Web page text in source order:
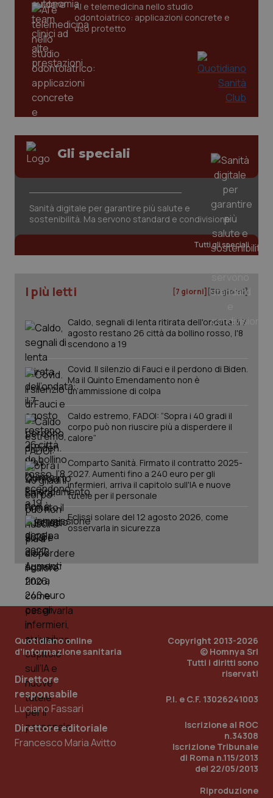
AI e telemedicina nello studio
odontoiatrico: applicazioni concrete e
uso protetto
Gli speciali
Sanità digitale per garantire più salute e
sostenibilità. Ma servono standard e condivisione
Tutti gli speciali
I più letti [7 giorni] [30 giorni]
Caldo, segnali di lenta ritirata dell'ondata: il 7
agosto restano 26 città da bollino rosso, l'8
scendono a 19
Covid. Il silenzio di Fauci e il perdono di Biden.
Ma il Quinto Emendamento non è
un’ammissione di colpa
Caldo estremo, FADOI: “Sopra i 40 gradi il
corpo può non riuscire più a disperdere il
calore”
Comparto Sanità. Firmato il contratto 2025-
2027. Aumenti fino a 240 euro per gli
infermieri, arriva il capitolo sull'IA e nuove
tutele per il personale
Eclissi solare del 12 agosto 2026, come
osservarla in sicurezza
Quotidiano online
d'informazione sanitaria
Direttore
responsabile
Luciano Fassari
Direttore editoriale
Francesco Maria Avitto
Copyright 2013-2026
© Homnya Srl
Tutti i diritti sono
riservati
P.I. e C.F. 13026241003
Iscrizione al ROC
n.34308
Iscrizione Tribunale
di Roma n.115/2013
del 22/05/2013
Riproduzione
Google LLC
.quotidianosanita.it
PHPSESSID
PHP.net
www.quotidianosanita.it
_ga_KM60CM4NPH
Scadenza
mese
cookie
viene
da Google
Analytics
per
lo stato
della
sessione.
Nome Scadenza
VISITOR_INFO1_LIVE
Google LLC
.youtube.com
5 mesi 4
settimane